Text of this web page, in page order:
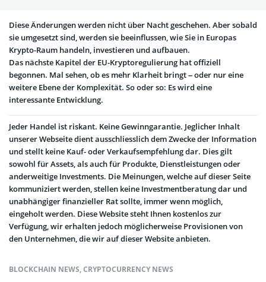
Diese Änderungen werden nicht über Nacht geschehen. Aber sobald
sie umgesetzt sind, werden sie beeinflussen, wie Sie in Europas
Krypto-Raum handeln, investieren und aufbauen.
Das nächste Kapitel der EU-Kryptoregulierung hat offiziell
begonnen. Mal sehen, ob es mehr Klarheit bringt – oder nur eine
weitere Ebene der Komplexität. So oder so: Es wird eine
interessante Entwicklung.
Jeder Handel ist riskant. Keine Gewinngarantie. Jeglicher Inhalt
unserer Webseite dient ausschliesslich dem Zwecke der Information
und stellt keine Kauf- oder Verkaufsempfehlung dar. Dies gilt
sowohl für Assets, als auch für Produkte, Dienstleistungen oder
anderweitige Investments. Die Meinungen, welche auf dieser Seite
kommuniziert werden, stellen keine Investmentberatung dar und
unabhängiger finanzieller Rat sollte, immer wenn möglich,
eingeholt werden. Diese Website steht Ihnen kostenlos zur
Verfügung, wir erhalten jedoch möglicherweise Provisionen von
den Unternehmen, die wir auf dieser Website anbieten.
BLOCKCHAIN NEWS,CRYPTOCURRENCY NEWS